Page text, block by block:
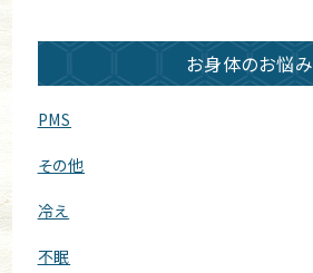
お身体のお悩み
PMS
その他
冷え
不眠